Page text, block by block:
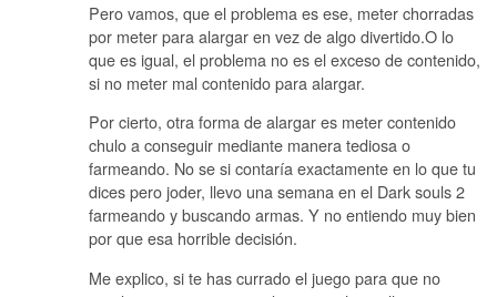
Pero vamos, que el problema es ese, meter chorradas
por meter para alargar en vez de algo divertido.O lo
que es igual, el problema no es el exceso de contenido,
si no meter mal contenido para alargar.
Por cierto, otra forma de alargar es meter contenido
chulo a conseguir mediante manera tediosa o
farmeando. No se si contaría exactamente en lo que tu
dices pero joder, llevo una semana en el Dark souls 2
farmeando y buscando armas. Y no entiendo muy bien
por que esa horrible decisión.
Me explico, si te has currado el juego para que no